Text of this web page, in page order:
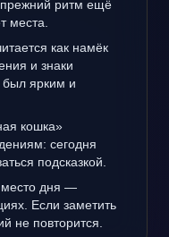
прежний ритм ещё
места.
как намёк
и знаки
был ярким и
кошка»
сегодня
подсказкой.
место дня —
Если заметить
не повторится.